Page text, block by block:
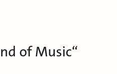
of Music“